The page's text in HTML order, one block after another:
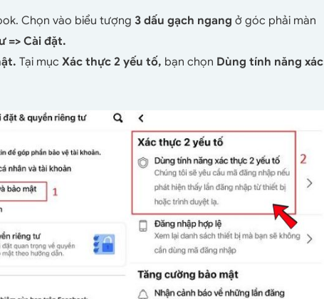
Chọn vào biểu tượng 3 dấu gạch ngang ở góc phải màn
=>Cài đặt.
Tại mục Xác thực 2 yếu tố, bạn chọn Dùng tính năng xác